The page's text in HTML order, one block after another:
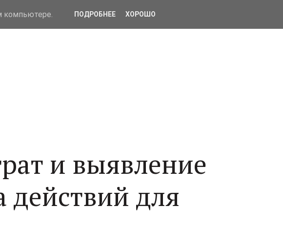
, Ставропольский край
и выявление
для
компьютере. ПОДРОБНЕЕ ХОРОШО